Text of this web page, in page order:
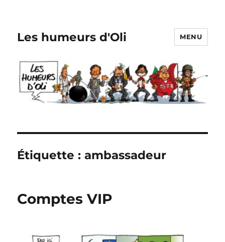
Les humeurs d'Oli MENU
Étiquette :ambassadeur
Comptes VIP